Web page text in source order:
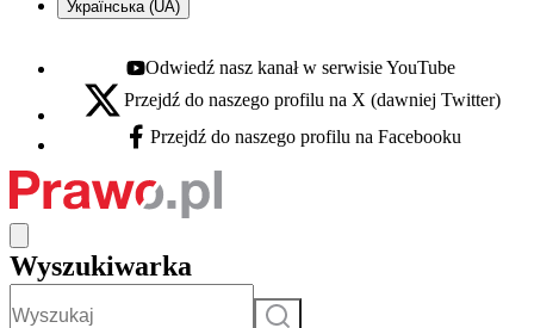
Українська (UA)
Youtube - otwiera się w nowej karcie
Odwiedź nasz kanał w serwisie YouTube
X - otwiera się w nowej karcie
Przejdź do naszego profilu na X (dawniej Twitter)
Facebook - otwiera się w nowej karcie
Przejdź do naszego profilu na Facebooku
Wyszukiwarka
Szukaj